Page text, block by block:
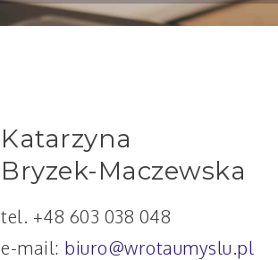
Katarzyna
Bryzek-Maczewska
tel. +48 603 038 048
e-mail: biuro@wrotaumyslu.pl